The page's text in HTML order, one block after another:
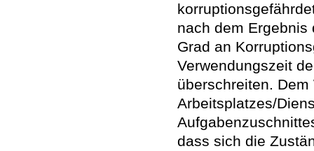
nach dem Ergebnis
Grad an
Verwendungszeit
überschreiten.
Arbeitsplatzes/
dass sich die